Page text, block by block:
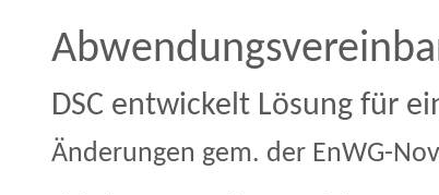
DSC entwickelt Lösung für
Änderungen gem. der EnWG-